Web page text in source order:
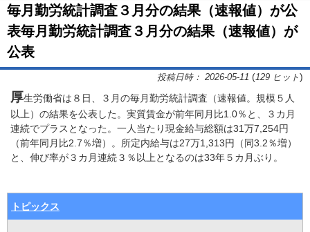
毎月勤労統計調査３月分の結果（速報値）が公
表毎月勤労統計調査３月分の結果（速報値）が
公表
投稿日時： 2026-05-11 (129 ヒット)
厚生労働省は８日、３月の毎月勤労統計調査（速報値。規模５人
以上）の結果を公表した。実質賃金が前年同月比1.0％と、３カ月
連続でプラスとなった。一人当たり現金給与総額は31万7,254円
（前年同月比2.7％増）。所定内給与は27万1,313円（同3.2％増）
と、伸び率が３カ月連続３％以上となるのは33年５カ月ぶり。
トピックス